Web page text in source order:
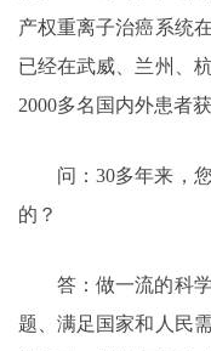
产权重离子治癌系统
已经在武威、兰州、
2000多名国内外患者获
问：30多年来，
的？
答：做一流的科
题、满足国家和人民